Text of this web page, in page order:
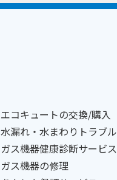
エコキュートの交換/購入
水漏れ・水まわりトラブル
ガス機器健康診断サービス
ガス機器の修理